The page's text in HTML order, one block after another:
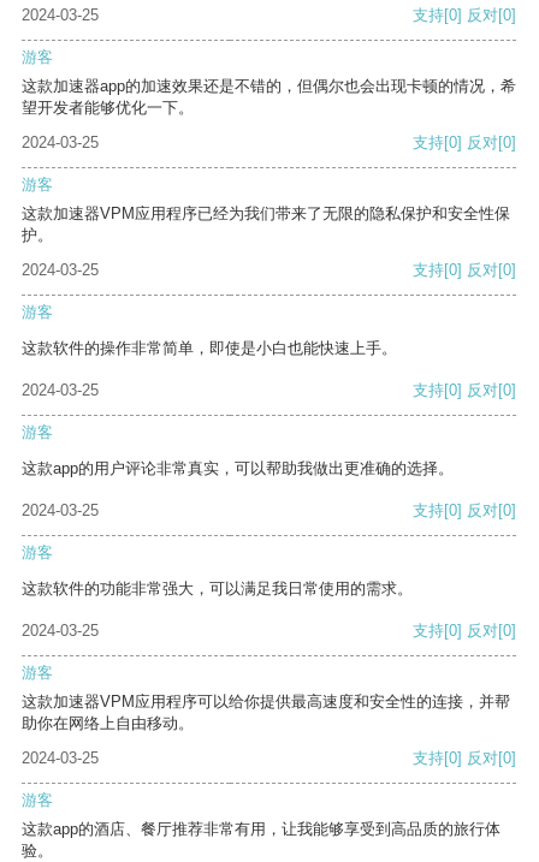
2024-03-25
支持[0] 反对[0]
游客
这款加速器app的加速效果还是不错的，但偶尔也会出现卡顿的情况，希
望开发者能够优化一下。
2024-03-25
支持[0] 反对[0]
游客
这款加速器VPM应用程序已经为我们带来了无限的隐私保护和安全性保
护。
2024-03-25
支持[0] 反对[0]
游客
这款软件的操作非常简单，即使是小白也能快速上手。
2024-03-25 支持[0] 反对[0]
游客
这款app的用户评论非常真实，可以帮助我做出更准确的选择。
2024-03-25 支持[0] 反对[0]
游客
这款软件的功能非常强大，可以满足我日常使用的需求。
2024-03-25 支持[0] 反对[0]
游客
这款加速器VPM应用程序可以给你提供最高速度和安全性的连接，并帮
助你在网络上自由移动。
2024-03-25
支持[0] 反对[0]
游客
这款app的酒店、餐厅推荐非常有用，让我能够享受到高品质的旅行体
验。